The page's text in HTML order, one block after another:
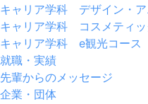
キャリア学科 デザイン・ア
キャリア学科 コスメティッ
キャリア学科 e観光コース
就職・実績
先輩からのメッセージ
企業・団体